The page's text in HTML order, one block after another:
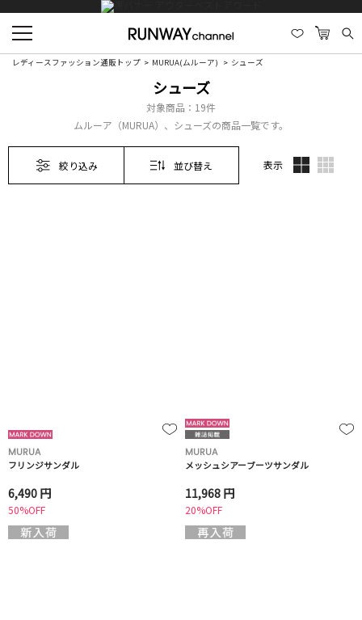
レディースファッション通販トップ MURUA(ムルーア) シューズ
シューズ
対象商品： 19件
ムルーア（MURUA）、シューズの商品一覧です。
絞り込み 並び替え 表示
MURUA
フリンジサンダル
6,490 円
50%OFF
MURUA
メッシュシアーブーツサンダル
11,968 円
20%OFF